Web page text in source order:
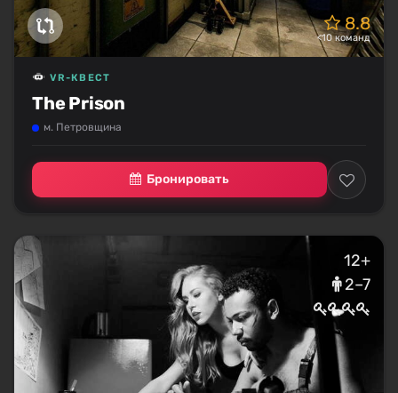
8.8
<10 команд
The Prison
VR-КВЕСТ
м. Петровщина
Бронировать
12+
2–7